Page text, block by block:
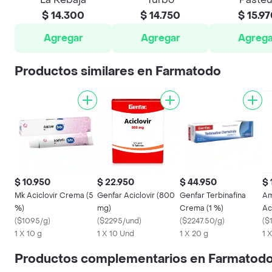
$ 14.300
Agregar
$ 14.750
Agregar
$
Productos similares en Farmatodo
$ 10.950
Mk Aciclovir Crema (5
%)
($1095/g)
1 X 10 g
$ 22.950
Genfar Aciclovir (800
mg)
($2295/und)
1 X 10 Und
$ 44.950
Genfar Terbinafina
Crema (1 %)
($2247.50/g)
1 X 20 g
$
(
1
Productos complementarios en